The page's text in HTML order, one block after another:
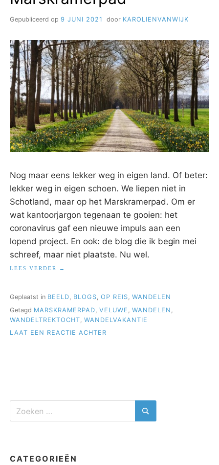
Gepubliceerd op 9 JUNI 2021 door KAROLIENVANWIJK
Nog maar eens lekker weg in eigen land. Of beter:
lekker weg in eigen schoen. We liepen niet in
Schotland, maar op het Marskramerpad. Om er
wat kantoorjargon tegenaan te gooien: het
coronavirus gaf een nieuwe impuls aan een
lopend project. En ook: de blog die ik begin mei
schreef, maar niet plaatste. Nu wel.
LEES VERDER “MARSKRAMERPAD”
Geplaatst in BEELD, BLOGS, OP REIS, WANDELEN
Getagd MARSKRAMERPAD VELUWE WANDELEN
WANDELTREKTOCHT WANDELVAKANTIE
LAAT EEN REACTIE ACHTER
Zoeken
naar:
Zoeken
CATEGORIEËN